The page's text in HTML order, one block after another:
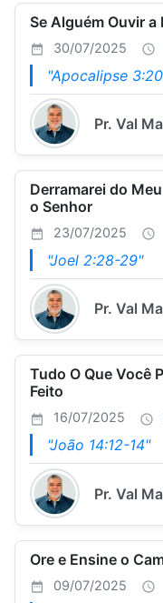
Se Alguém Ouvir a
30/07/2025
"Apocalipse
Pr. Val
Derramarei do
o Senhor
23/07/2025
"Joel 2:28-29"
Pr. Val
Tudo O Que Você
Feito
16/07/2025
"João 14:12-14"
Pr. Val
Ore e Ensine o
09/07/2025